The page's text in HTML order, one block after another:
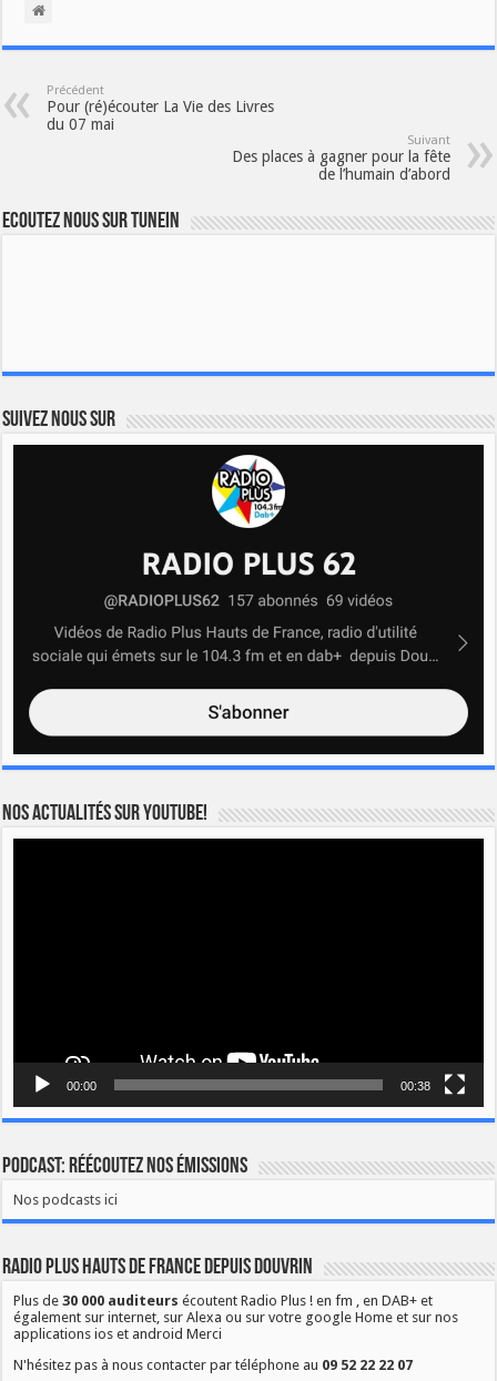
Précédent
Pour (ré)écouter La Vie des Livres
du 07 mai
Suivant
Des places à gagner pour la fête
de l’humain d’abord
Ecoutez nous sur TuneIn
Suivez nous sur
Nos actualités sur YOUTUBE!
00:00 00:38
Podcast: Réécoutez nos émissions
Nos podcasts ici
Radio Plus Hauts de France depuis Douvrin
Plus de30 000 auditeurs écoutent Radio Plus ! en fm , en DAB+ et
également sur internet, sur Alexa ou sur votre google Home et sur nos
applications ios et android Merci
N'hésitez pas à nous contacter par téléphone au 09 52 22 22 07